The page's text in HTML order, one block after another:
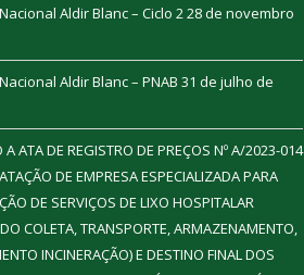
Aldir Blanc – Ciclo 228 de novembro
Aldir Blanc – PNAB 31 de julho de
A ATA DE REGISTRO DE PREÇOS Nº A/2023-014
DE EMPRESA ESPECIALIZADA PARA
DE SERVIÇOS DE LIXO HOSPITALAR
COLETA, TRANSPORTE, ARMAZENAMENTO,
INCINERAÇÃO) E DESTINO FINAL DOS